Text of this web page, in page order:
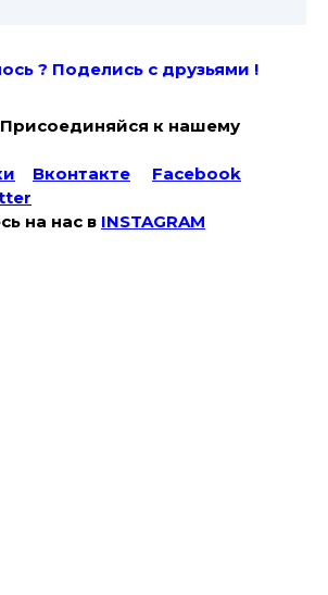
? Поделись с друзьями !
к нашему
Вконтакте
Facebook
на наc в INSTAGRAM